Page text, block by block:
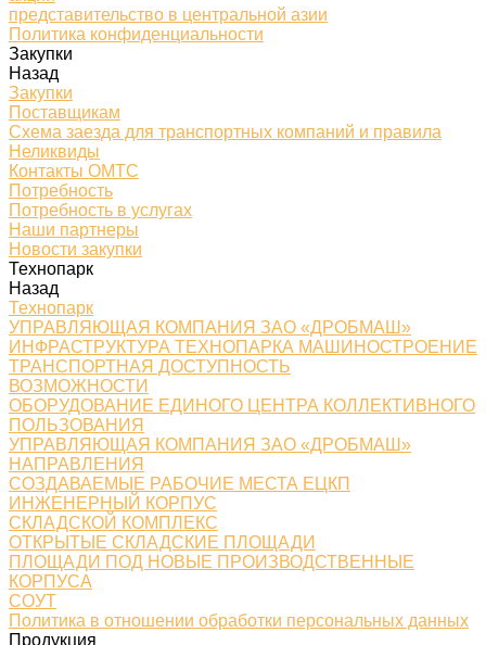
представительство в центральной азии
Политика конфиденциальности
Закупки
Назад
Закупки
Поставщикам
Схема заезда для транспортных компаний и правила
Неликвиды
Контакты ОМТС
Потребность
Потребность в услугах
Наши партнеры
Новости закупки
Технопарк
Назад
Технопарк
УПРАВЛЯЮЩАЯ КОМПАНИЯ ЗАО «ДРОБМАШ»
ИНФРАСТРУКТУРА ТЕХНОПАРКА МАШИНОСТРОЕНИЕ
ТРАНСПОРТНАЯ ДОСТУПНОСТЬ
ВОЗМОЖНОСТИ
ОБОРУДОВАНИЕ ЕДИНОГО ЦЕНТРА КОЛЛЕКТИВНОГО
ПОЛЬЗОВАНИЯ
УПРАВЛЯЮЩАЯ КОМПАНИЯ ЗАО «ДРОБМАШ»
НАПРАВЛЕНИЯ
СОЗДАВАЕМЫЕ РАБОЧИЕ МЕСТА ЕЦКП
ИНЖЕНЕРНЫЙ КОРПУС
СКЛАДСКОЙ КОМПЛЕКС
ОТКРЫТЫЕ СКЛАДСКИЕ ПЛОЩАДИ
ПЛОЩАДИ ПОД НОВЫЕ ПРОИЗВОДСТВЕННЫЕ
КОРПУСА
СОУТ
Политика в отношении обработки персональных данных
Продукция